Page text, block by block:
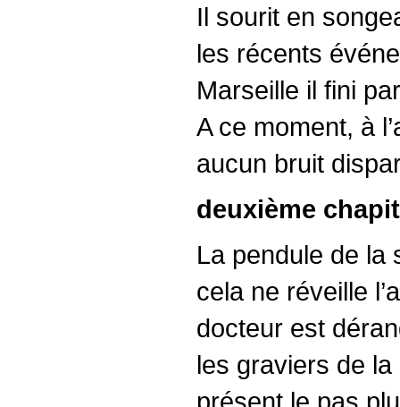
Il sourit en
les récents
Marseille il fini
A ce moment, à
aucun bruit
deuxième
La pendule de la
cela ne réveille
docteur est
les graviers de la